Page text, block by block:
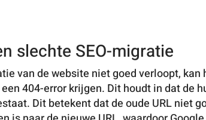
slechte SEO-migratie
van de website niet goed verloopt, kan
een 404-error krijgen. Dit houdt in dat de
Dit betekent dat de oude URL niet